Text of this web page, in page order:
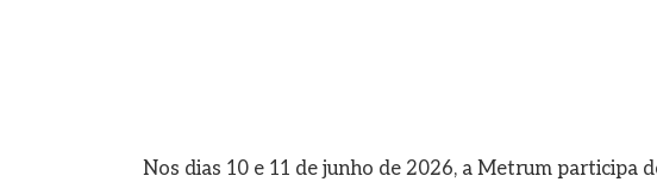
Nos dias 10 e 11 de junho de 2026, a Metrum participa